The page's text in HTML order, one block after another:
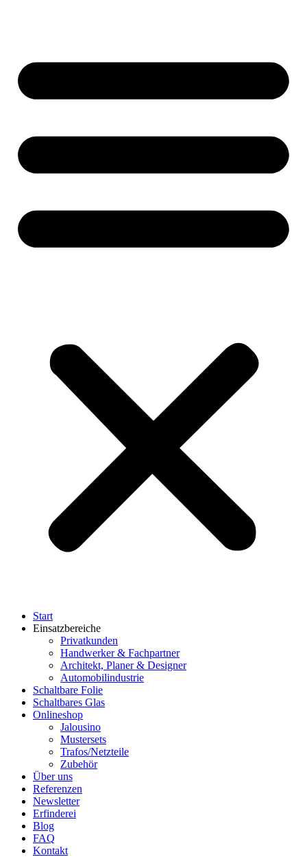
Start
Einsatzbereiche
Privatkunden
Handwerker & Fachpartner
Architekt, Planer & Designer
Automobilindustrie
Schaltbare Folie
Schaltbares Glas
Onlineshop
Jalousino
Mustersets
Trafos/Netzteile
Zubehör
Über uns
Referenzen
Newsletter
Erfinderei
Blog
FAQ
Kontakt